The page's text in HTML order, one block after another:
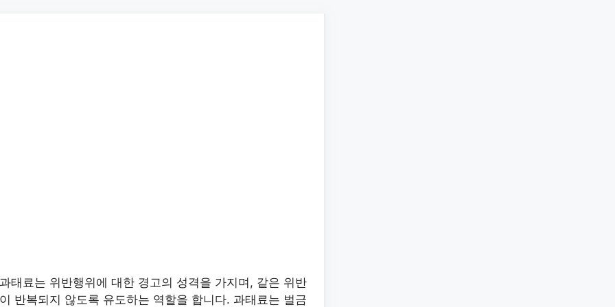
과태료는 위반행위에 대한 경고의 성격을 가지며, 같은 위반
이 반복되지 않도록 유도하는 역할을 합니다. 과태료는 벌금